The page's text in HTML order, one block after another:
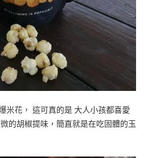
米花， 這可真的是 大人小孩都喜愛
的胡椒提味，簡直就是在吃固體的玉